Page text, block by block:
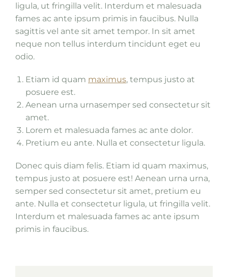
ligula, ut fringilla velit. Interdum et malesuada
fames ac ante ipsum primis in faucibus. Nulla
sagittis vel ante sit amet tempor. In sit amet
neque non tellus interdum tincidunt eget eu
odio.
Etiam id quam maximus, tempus justo at
posuere est.
Aenean urna urnasemper sed consectetur sit
amet.
Lorem et malesuada fames ac ante dolor.
Pretium eu ante. Nulla et consectetur ligula.
Donec quis diam felis. Etiam id quam maximus,
tempus justo at posuere est! Aenean urna urna,
semper sed consectetur sit amet, pretium eu
ante. Nulla et consectetur ligula, ut fringilla velit.
Interdum et malesuada fames ac ante ipsum
primis in faucibus.